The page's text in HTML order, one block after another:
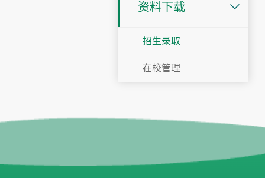
资料下载
招生录取
在校管理